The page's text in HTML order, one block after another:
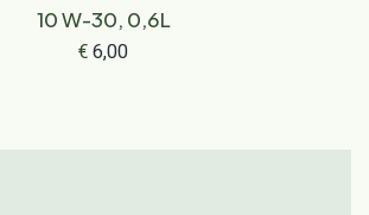
10 W-30, 0,6L
€6,00